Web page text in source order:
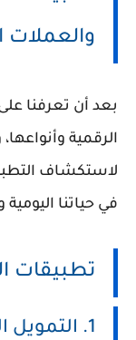
والعملات
بعد أن تعرفنا
الرقمية
لاستكشاف
في حياتنا
تطبيقات
1. التمويل اللامركزي (DeFi)